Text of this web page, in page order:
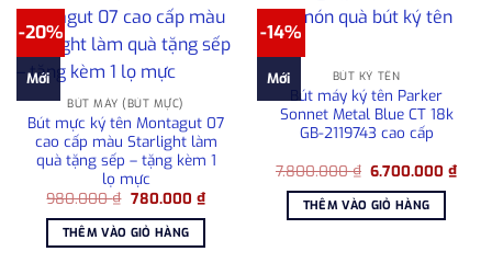
-20%
Mới
BÚT MÁY (BÚT MỰC)
Bút mực ký tên Montagut 07
cao cấp màu Starlight làm
quà tặng sếp – tặng kèm 1
lọ mực
980.000₫ Giá
là:
980.000 ₫.
780.000 ₫Giá
hiện
780.000 ₫.
THÊM VÀO GIỎ HÀNG
-14%
Mới BÚT KÝ TÊN
Bút máy ký tên Parker
Sonnet Metal Blue CT 18k
GB-2119743 cao cấp
7.800.000₫ Giá
là:
7.800.000 ₫.
6.700.000₫Giá
hiện
THÊM VÀO GIỎ HÀNG